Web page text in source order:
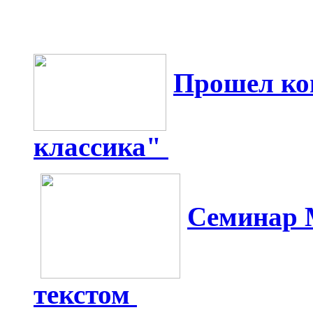
Прошел
классика"
Семинар
текстом